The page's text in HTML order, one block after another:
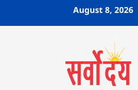
August 8, 2026